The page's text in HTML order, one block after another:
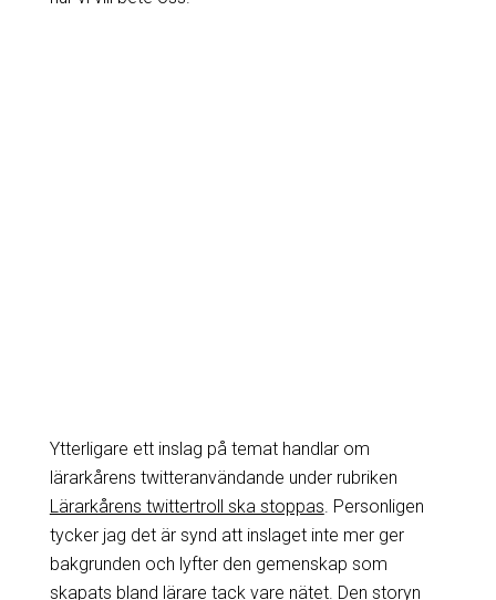
Ytterligare ett inslag på temat handlar om
lärarkårens twitteranvändande under rubriken
Lärarkårens twittertroll ska stoppas . Personligen
tycker jag det är synd att inslaget inte mer ger
bakgrunden och lyfter den gemenskap som
skapats bland lärare tack vare nätet. Den storyn